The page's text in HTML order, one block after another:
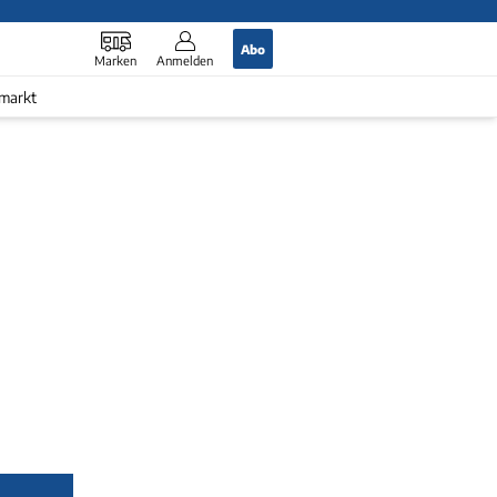
Marken Anmelden
Abo